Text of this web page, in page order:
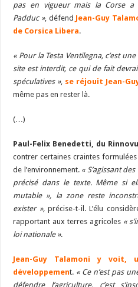
pas en vigueur mais la Corse a
Padduc », défend Jean-Guy
de Corsica Libera.
« Pour la Testa Ventilegna, c’est
site est interdit, ce qui de fait
spéculatives », se réjouit Jean-
même pas en rester là.
(…)
Paul-Felix Benedetti, du Rinnovu
contrer certaines craintes
de l’environnement. « S’agissant
précisé dans le texte. Même si
mutable », la zone reste
exister »,précise-t-il. L’élu
rapportant aux terres agricoles «
loi nationale ».
Jean-Guy Talamoni y voit,
développement. « Ce n’est pas
défendre l’agriculture, c’est